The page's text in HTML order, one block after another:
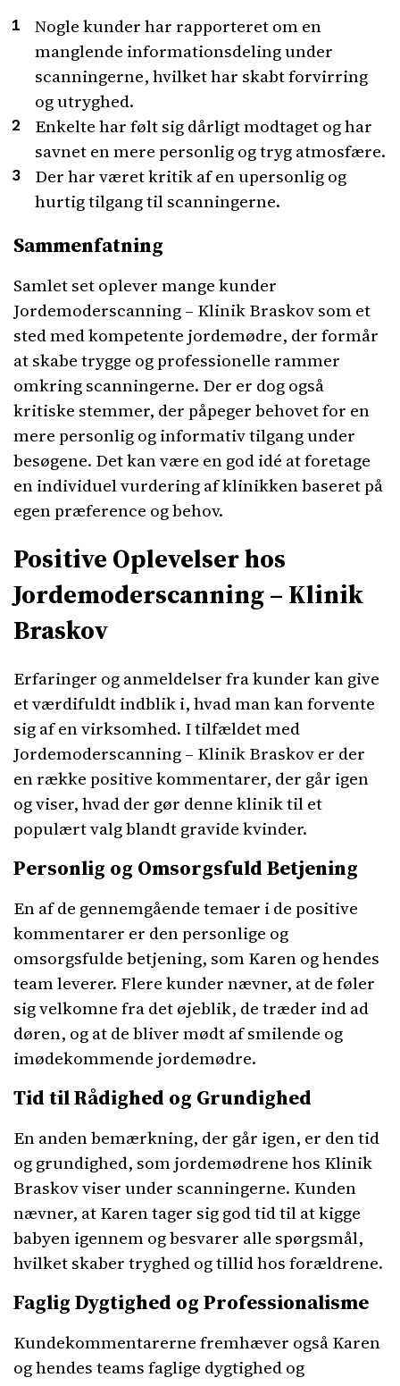
Nogle kunder har rapporteret om en
manglende informationsdeling under
scanningerne, hvilket har skabt forvirring
og utryghed.
Enkelte har følt sig dårligt modtaget og har
savnet en mere personlig og tryg atmosfære.
Der har været kritik af en upersonlig og
hurtig tilgang til scanningerne.
Sammenfatning
Samlet set oplever mange kunder
Jordemoderscanning – Klinik Braskov som et
sted med kompetente jordemødre, der formår
at skabe trygge og professionelle rammer
omkring scanningerne. Der er dog også
kritiske stemmer, der påpeger behovet for en
mere personlig og informativ tilgang under
besøgene. Det kan være en god idé at foretage
en individuel vurdering af klinikken baseret på
egen præference og behov.
Positive Oplevelser hos
Jordemoderscanning – Klinik
Braskov
Erfaringer og anmeldelser fra kunder kan give
et værdifuldt indblik i, hvad man kan forvente
sig af en virksomhed. I tilfældet med
Jordemoderscanning – Klinik Braskov er der
en række positive kommentarer, der går igen
og viser, hvad der gør denne klinik til et
populært valg blandt gravide kvinder.
Personlig og Omsorgsfuld Betjening
En af de gennemgående temaer i de positive
kommentarer er den personlige og
omsorgsfulde betjening, som Karen og hendes
team leverer. Flere kunder nævner, at de føler
sig velkomne fra det øjeblik, de træder ind ad
døren, og at de bliver mødt af smilende og
imødekommende jordemødre.
Tid til Rådighed og Grundighed
En anden bemærkning, der går igen, er den tid
og grundighed, som jordemødrene hos Klinik
Braskov viser under scanningerne. Kunden
nævner, at Karen tager sig god tid til at kigge
babyen igennem og besvarer alle spørgsmål,
hvilket skaber tryghed og tillid hos forældrene.
Faglig Dygtighed og Professionalisme
Kundekommentarerne fremhæver også Karen
og hendes teams faglige dygtighed og